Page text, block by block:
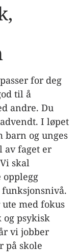
for deg
til å
andre. Du
I løpet
barn og unges
av faget er
skal
med fokus
psykisk
vi jobber
på skole